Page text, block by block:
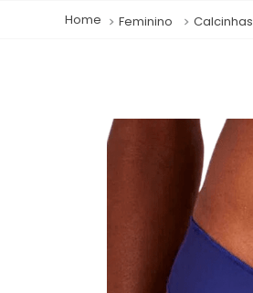
Feminino Calcinhas